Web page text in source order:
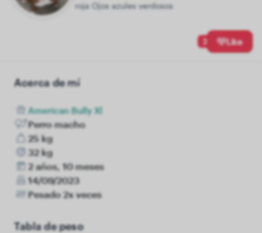
roja Ojos azules verdosos
2 Like
Acerca de mí
American Bully Xl
Perro macho
25 kg
32 kg
2 años, 10 meses
14/09/2023
Pesado 2x veces
Tabla de peso